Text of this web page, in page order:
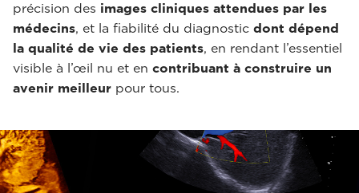
précision des images cliniques attendues par les
médecins, et la fiabilité du diagnostic dont dépend
la qualité de vie des patients, en rendant l’essentiel
visible à l’œil nu et en contribuant à construire un
avenir meilleur pour tous.